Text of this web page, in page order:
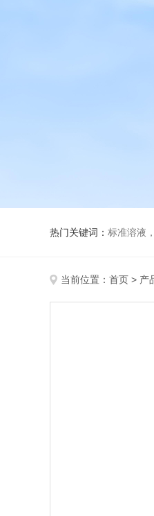
热门关键词： 标准溶液
当前位置： 首页 > 产